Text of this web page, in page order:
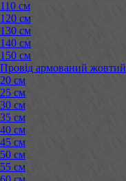
110 см
120 см
130 см
140 см
150 см
Провід армований жовтий
20 см
25 см
30 см
35 см
40 см
45 см
50 см
55 см